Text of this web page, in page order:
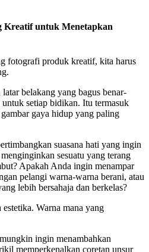
Kreatif untuk Menetapkan
fotografi produk kreatif, kita harus
belakang yang bagus benar-
untuk setiap bidikan. Itu termasuk
gaya hidup yang paling
suasana hati yang ingin
sesuatu yang terang
Apakah Anda ingin menampar
pelangi warna-warna berani, atau
lebih bersahaja dan berkelas?
Warna mana yang
ingin menambahkan
memperkenalkan coretan unsur